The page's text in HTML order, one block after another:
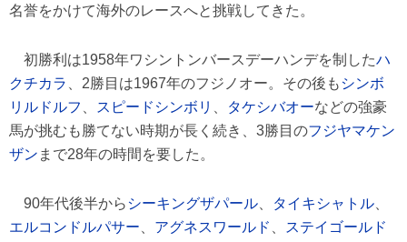
名誉をかけて海外のレースへと挑戦してきた。
初勝利は1958年ワシントンバースデーハンデを制したハ
クチカラ
、2勝目は1967年のフジノオー。その後も シンボ
リルドルフ
スピードシンボリ タケシバオーなどの強豪
馬が挑むも勝てない時期が長く続き、3勝目のフジヤマケン
ザン まで28年の時間を要した。
90年代後半から シーキングザパール タイキシャトル
エルコンドルパサー
アグネスワールド
ステイゴールド